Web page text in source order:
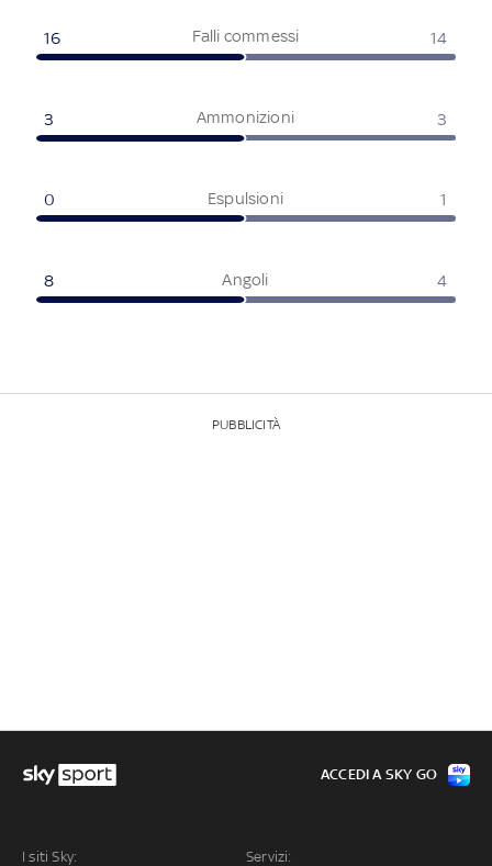
Falli commessi
16 14
Ammonizioni
3 3
Espulsioni
0 1
Angoli
8 4
PUBBLICITÀ
I siti Sky: Servizi:
ACCEDI A SKY GO